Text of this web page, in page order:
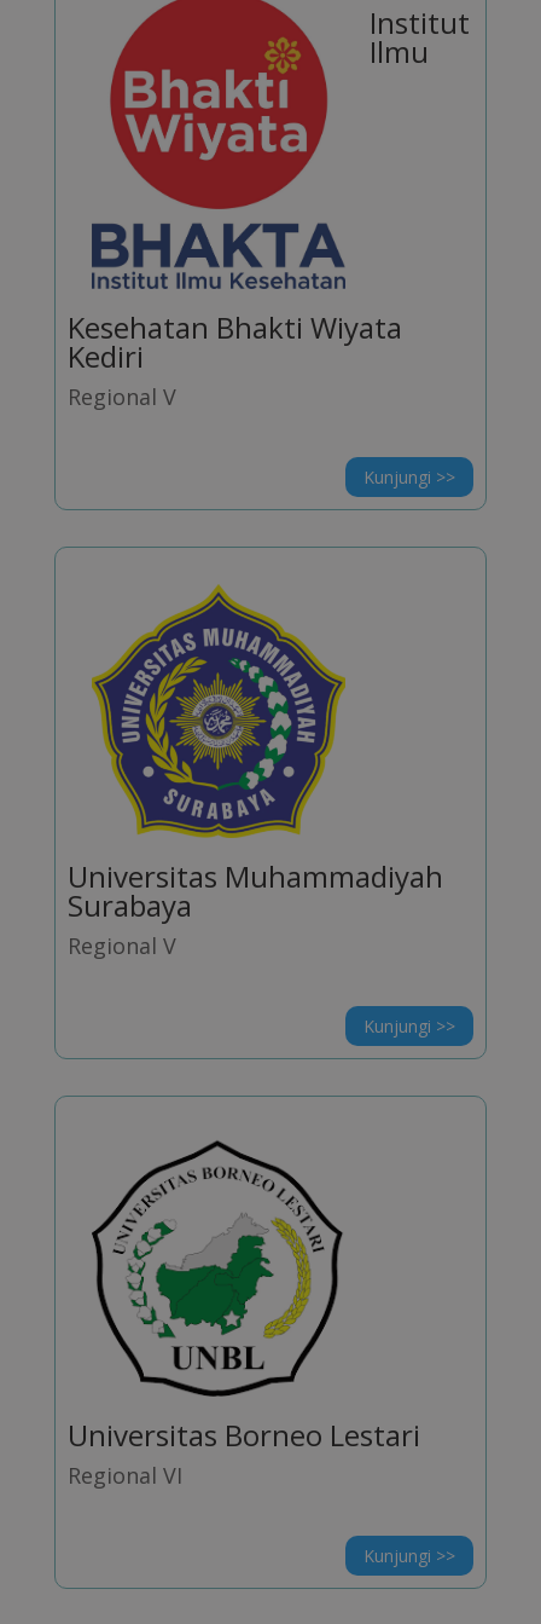
Institut
Ilmu
Kesehatan Bhakti Wiyata
Kediri
Regional V
Kunjungi >>
Universitas Muhammadiyah
Surabaya
Regional V
Kunjungi >>
Universitas Borneo Lestari
Regional VI
Kunjungi >>